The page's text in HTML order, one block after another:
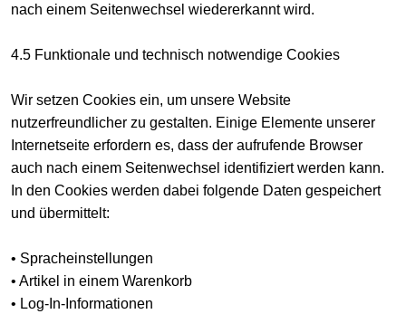
nach einem Seitenwechsel wiedererkannt wird.
4.5 Funktionale und technisch notwendige Cookies
Wir setzen Cookies ein, um unsere Website
nutzerfreundlicher zu gestalten. Einige Elemente unserer
Internetseite erfordern es, dass der aufrufende Browser
auch nach einem Seitenwechsel identifiziert werden kann.
In den Cookies werden dabei folgende Daten gespeichert
und übermittelt:
• Spracheinstellungen
• Artikel in einem Warenkorb
• Log-In-Informationen